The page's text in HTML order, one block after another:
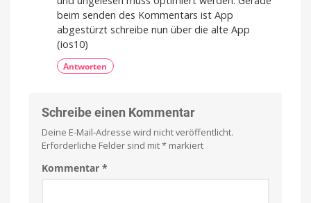
beim senden des Kommentars ist App
abgestürzt schreibe nun über die alte App
(ios10)
Antworten
Schreibe einen Kommentar
Deine E-Mail-Adresse wird nicht veröffentlicht.
Erforderliche Felder sind mit* markiert
Kommentar *